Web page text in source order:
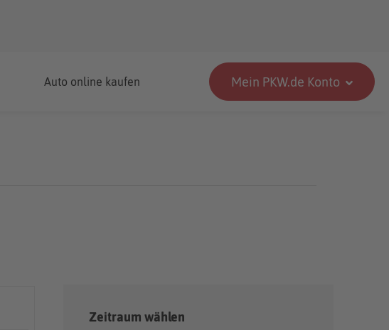
Auto online kaufen Mein PKW.de Konto
Zeitraum wählen